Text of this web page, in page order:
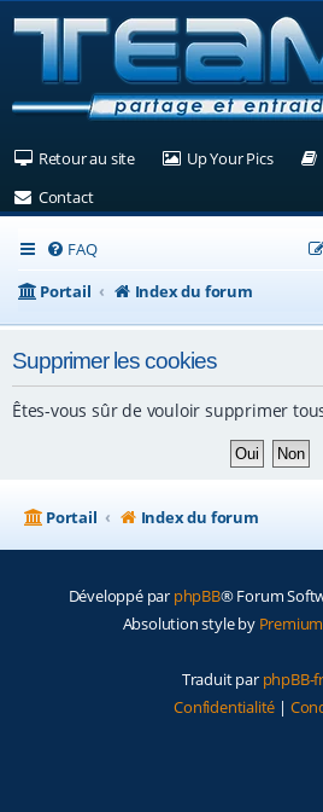
Retour au site(Ouvre un nouvel onglet)
Up Your Pics
Contact(Ouvre un nouvel onglet)
FAQ
Portail
Index du forum
Supprimer les cookies
Êtes-vous sûr de vouloir supprimer
Portail Index du forum
Développé par phpBB® Forum
Absolution style by
Traduit par phpBB-
Confidentialité |